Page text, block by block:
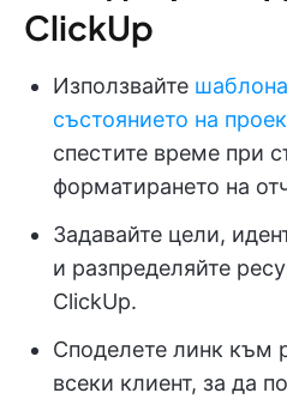
ClickUp
Използвайте
състоянието на
спестите време при
форматирането на
Задавайте цели,
и разпределяйте
ClickUp.
Споделете линк към
всеки клиент, за да